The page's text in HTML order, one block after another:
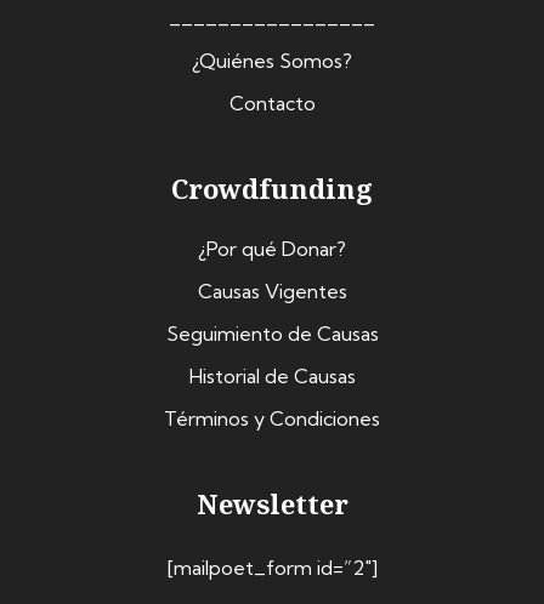
_________________
¿Quiénes Somos?
Contacto
Crowdfunding
¿Por qué Donar?
Causas Vigentes
Seguimiento de Causas
Historial de Causas
Términos y Condiciones
Newsletter
[mailpoet_form id=”2″]